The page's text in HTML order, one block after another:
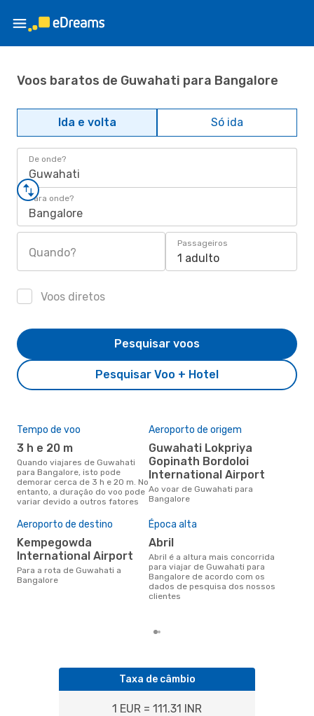
Voos baratos de Guwahati para Bangalore
Ida e volta Só ida
De onde?
Guwahati
Para onde?
Bangalore
Quando?
Passageiros
1 adulto
Voos diretos
Pesquisar Voo + Hotel
Pesquisar voos
Tempo de voo
3 h e 20 m
Quando viajares de Guwahati
para Bangalore, isto pode
demorar cerca de 3 h e 20 m. No
entanto, a duração do voo pode
variar devido a outros fatores
Aeroporto de origem
Guwahati Lokpriya
Gopinath Bordoloi
International Airport
Ao voar de Guwahati para
Bangalore
Aeroporto de destino
Kempegowda
International Airport
Para a rota de Guwahati a
Bangalore
Época alta
abril
abril é a altura mais concorrida
para viajar de Guwahati para
Bangalore de acordo com os
dados de pesquisa dos nossos
clientes
Taxa de câmbio
1 EUR = 111.31 INR